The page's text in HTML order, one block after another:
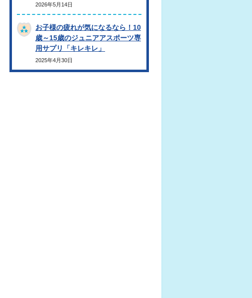
2026年5月14日
お子様の疲れが気になるなら！10
歳～15歳のジュニアアスポーツ専
用サプリ「キレキレ」
2025年4月30日